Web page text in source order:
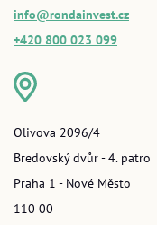
info@rondainvest.cz
+420 800 023 099
Olivova 2096/4
Bredovský dvůr - 4. patro
Praha 1 - Nové Město
110 00